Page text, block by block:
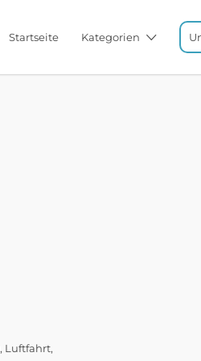
Startseite Kategorien
Luftfahrt